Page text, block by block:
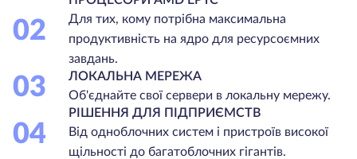
02
Для тих, кому потрібна максимальна
продуктивність на ядро для ресурсоємних
завдань.
03
ЛОКАЛЬНА МЕРЕЖА
Об'єднайте свої сервери в локальну мережу.
04
РІШЕННЯ ДЛЯ ПІДПРИЄМСТВ
Від одноблочних систем і пристроїв високої
щільності до багатоблочних гігантів.